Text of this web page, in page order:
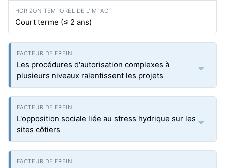
Court terme (≤ 2 ans)
Les procédures d'autorisation complexes à
plusieurs niveaux ralentissent les projets
L'opposition sociale liée au stress hydrique sur les
sites côtiers